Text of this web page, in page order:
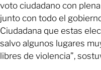
voto ciudadano con
junto con todo el
Ciudadana que estas
salvo algunos lugares
libres de violencia”,